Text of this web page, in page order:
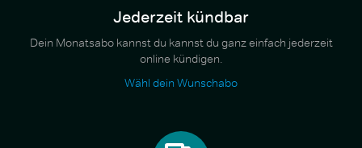
Jederzeit kündbar
Dein Monatsabo kannst du kannst du ganz einfach jederzeit
online kündigen.
Wähl dein Wunschabo